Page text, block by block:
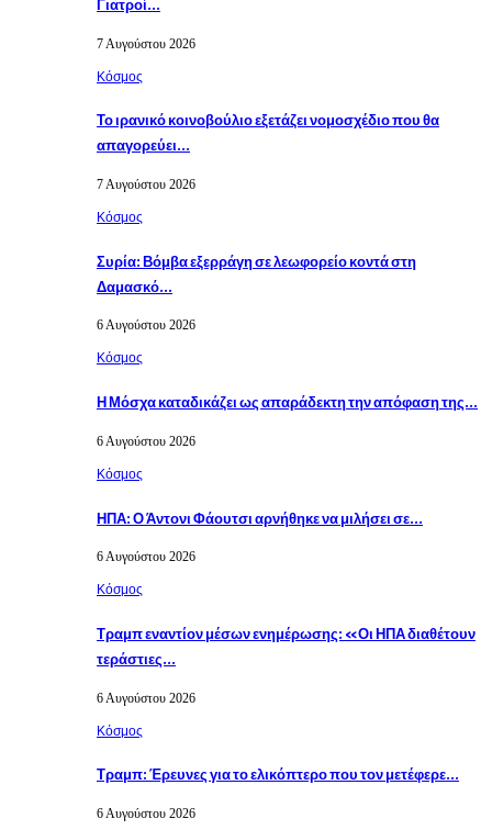
Γιατροί…
7 Αυγούστου 2026
Κόσμος
Το ιρανικό κοινοβούλιο εξετάζει νομοσχέδιο που θα
απαγορεύει…
7 Αυγούστου 2026
Κόσμος
Συρία: Βόμβα εξερράγη σε λεωφορείο κοντά στη
Δαμασκό…
6 Αυγούστου 2026
Κόσμος
Η Μόσχα καταδικάζει ως απαράδεκτη την απόφαση της…
6 Αυγούστου 2026
Κόσμος
ΗΠΑ: Ο Άντονι Φάουτσι αρνήθηκε να μιλήσει σε…
6 Αυγούστου 2026
Κόσμος
Τραμπ εναντίον μέσων ενημέρωσης: «Οι ΗΠΑ διαθέτουν
τεράστιες…
6 Αυγούστου 2026
Κόσμος
Τραμπ: Έρευνες για το ελικόπτερο που τον μετέφερε…
6 Αυγούστου 2026